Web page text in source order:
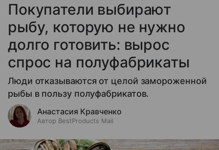
Покупатели выбирают
рыбу, которую не нужно
долго готовить: вырос
спрос на полуфабрикаты
Люди отказываются от целой замороженной
рыбы в пользу полуфабрикатов.
Анастасия Кравченко
Автор BestProducts Mail